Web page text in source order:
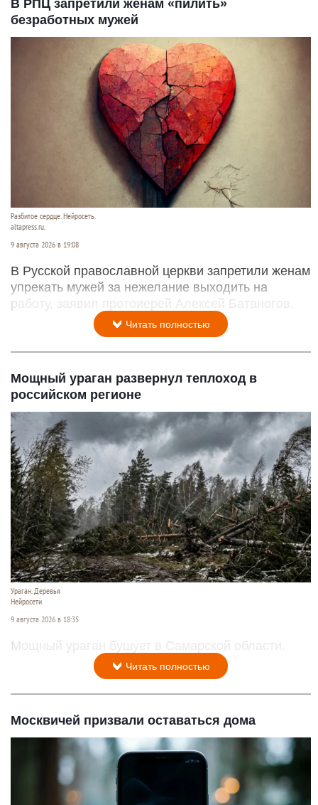
В РПЦ запретили женам «пилить»
безработных мужей
Разбитое сердце. Нейросеть.
altapress.ru.
9 августа 2026 в 19:08
В Русской православной церкви запретили женам
упрекать мужей за нежелание выходить на
работу, заявил протоиерей Алексей Батаногов.
Читать полностью
Мощный ураган развернул теплоход в
российском регионе
Ураган. Деревья
Нейросети
9 августа 2026 в 18:35
Мощный ураган бушует в Самарской области.
Читать полностью
Москвичей призвали оставаться дома